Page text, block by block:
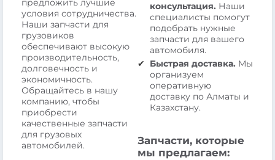
предложить лучшие
условия сотрудничества.
Наши запчасти для
грузовиков
обеспечивают высокую
производительность,
долговечность и
экономичность.
Обращайтесь в нашу
компанию, чтобы
приобрести
качественные запчасти
для грузовых
автомобилей.
консультация. Наши
специалисты помогут
подобрать нужные
запчасти для вашего
автомобиля.
Быстрая доставка. Мы
организуем
оперативную
доставку по Алматы и
Казахстану.
Запчасти, которые
мы предлагаем: